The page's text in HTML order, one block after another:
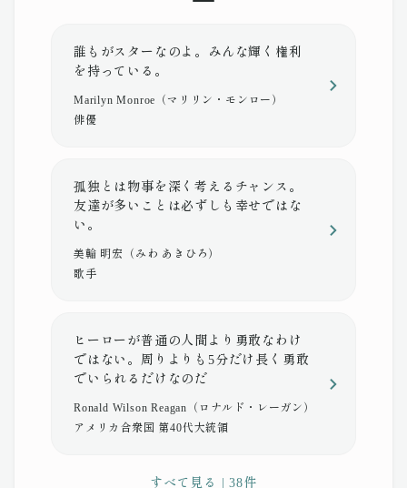
誰もがスターなのよ。みんな輝く権利
を持っている。
Marilyn Monroe（マリリン・モンロー）
俳優
孤独とは物事を深く考えるチャンス。
友達が多いことは必ずしも幸せではな
い。
美輪 明宏（みわ あきひろ）
歌手
ヒーローが普通の人間より勇敢なわけ
ではない。周りよりも5分だけ長く勇敢
でいられるだけなのだ
Ronald Wilson Reagan（ロナルド・レーガン）
アメリカ合衆国 第40代大統領
すべて見る | 38件